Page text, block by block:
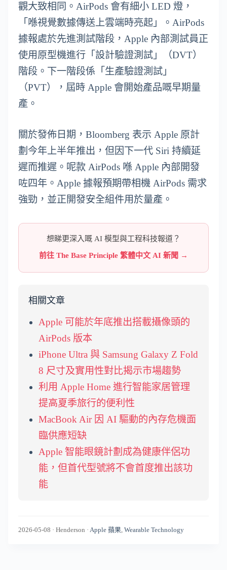
觀大致相同。AirPods 會有細小 LED 燈，
「喺視覺數據傳送上雲端時亮起」。AirPods
據報處於先進測試階段，Apple 內部測試員正
使用原型機進行「設計驗證測試」（DVT）
階段。下一階段係「生產驗證測試」
（PVT），屆時 Apple 會開始產品嘅早期量
產。
關於發佈日期，Bloomberg 表示 Apple 原計
劃今年上半年推出，但因下一代 Siri 持續延
遲而推遲。呢款 AirPods 喺 Apple 內部開發
咗四年。Apple 據報預期帶相機 AirPods 需求
強勁，並正開發安全組件用於量產。
想睇更深入嘅 AI 模型與工程科技報道？
前往 The Base Principle 繁體中文 AI 新聞 →
相關文章
Apple 可能於年底推出搭載攝像頭的
AirPods 版本
iPhone Ultra 與 Samsung Galaxy Z Fold
8 尺寸及實用性對比揭示市場趨勢
利用 Apple Home 進行智能家居管理
提高夏季旅行的便利性
MacBook Air 因 AI 驅動的內存危機面
臨供應短缺
Apple 智能眼鏡計劃成為健康伴侶功
能，但首代型號將不會首度推出該功
能
2026-05-08 · Henderson · Apple 蘋果 Wearable Technology